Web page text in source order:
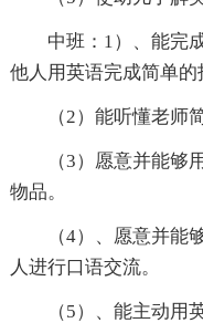
中班：1）、能完
他人用英语完成简单的
（2）能听懂老师
（3）愿意并能够
物品。
（4）、愿意并能
人进行口语交流。
（5）、能主动用